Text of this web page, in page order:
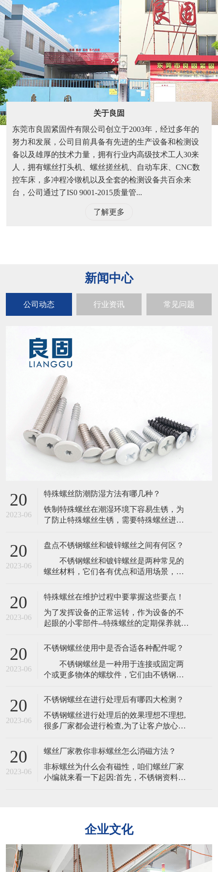
关于良固
东莞市良固紧固件有限公司创立于2003年，经过多年的
努力和发展，公司目前具备有先进的生产设备和检测设
备以及雄厚的技术力量，拥有行业内高级技术工人30来
人，拥有螺丝打头机、螺丝搓丝机、自动车床、CNC数
控车床，多冲程冷镦机以及全套的检测设备共百余来
台，公司通过了IS0 9001-2015质量管...
了解更多
新闻中心
公司动态 行业资讯 常见问题
20
2023-06
特殊螺丝防潮防湿方法有哪几种？
​铁制特殊螺丝在潮湿环境下容易生锈，为
了防止特殊螺丝生锈，需要特殊螺丝进行
湿方法如下：(1)、振动机械，尽量用无溶
剂漆。(2)、最好选用不含氧化成分的浸渍
漆,如环氧尿烷(Epoxy-urethane)基或未变性
环氧(Epoxy-)基浸渍漆。​(3)、使用三聚氰醇
20
2023-06
盘点不锈钢螺丝和镀锌螺丝之间有何区？
​ 不锈钢螺丝和镀锌螺丝是两种常见的
螺丝材料，它们各有优点和适用场景，在
用。 1. 材质不同 不锈钢螺丝是由
不锈钢材料制成，不易生锈，能够长期使
用，有较好的耐腐蚀性，同时具有高压强
度和强韧性，镀锌螺丝则是以普通钢螺栓
的保护膜，
20
2023-06
特殊螺丝在维护过程中要掌握这些要点！
​为了发挥设备的正常运转，作为设备的不
起眼的小零部件--特殊螺丝的定期保养就显
那么为了防止特殊螺丝出现一些问题，在
物特殊螺丝在淬火之后需要用硅酸盐清
洁，清洗完毕还需要水洗。所以为防止出
细。2
20
2023-06
不锈钢螺丝使用中是否合适各种配件呢？
​ 不锈钢螺丝是一种用于连接或固定两
个或更多物体的螺纹件，它们由不锈钢制
和长寿命的特点，不锈钢螺丝的韧性是其
会影响其韧性。​ 不锈钢螺丝的主要特
点是其抗腐蚀性，不同材质的不锈钢螺丝
同 不锈钢
20
2023-06
不锈钢螺丝在进行处理后有哪四大检测？
​不锈钢螺丝进行处理后的效果理想不理想,
很多厂家都会进行检查,为了让客户放心。
钢螺丝是否适合也可以自行检查,主要有以
下四大方法。​​一、外观质量要求不锈钢螺
丝外观的检验是从外观,电镀层等各方面进
行检验。二,螺丝镀层厚度的检验1、量具
20
2023-06
螺丝厂家教你非标螺丝怎么消磁方法？
​非标螺丝为什么会有磁性，咱们螺丝厂家
小编就来看一下起因:首先，不锈钢资料是
产生马氏体相变，铁素体跟马氏体都有磁
点弱磁
企业文化